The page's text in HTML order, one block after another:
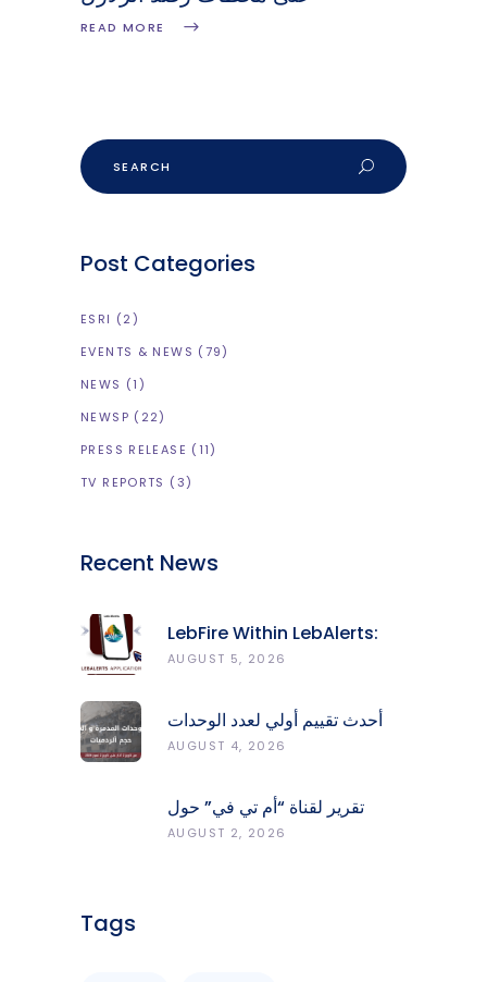
READ MORE
Post Categories
ESRI (2)
EVENTS & NEWS (79)
NEWS (1)
NEWSP (22)
PRESS RELEASE (11)
TV REPORTS (3)
Recent News
LebFire Within LebAlerts:
Report Fires, Monitor Risk,
AUGUST 5, 2026
أحدث تقييم أولي لعدد الوحدات
المدمّرة والمتضرّرة وحجم
AUGUST 4, 2026
تقرير لقناة “أم تي في” حول
انعكاسات التفجيرات في جنوب
AUGUST 2, 2026
Tags